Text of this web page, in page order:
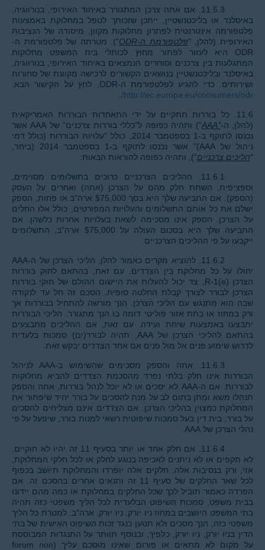
11.5.3. אם אתה צרכן המתגורר באיחוד האירופי, בנורווגיה,
באיסלנד או בליכטנשטיין, ייתכן שזכותך לטפל במחלוקת באמצעות
פלטפורמה אינטרנטית לפתרון מחלוקות מקוון, מיסודה של הנציבות
האירופית (להלן, "פלטפורמת ה-ODR
"). מטרתה של פלטפורמת ה-
ODR היא לעזור לפתור מחוץ לכותלי בית המשפט מחלוקות
המתגלעות בין צרכנים וסוחרים הנמצאים באיחוד האירופי, בנורווגיה,
באיסלנד ובליכטנשטיין בנושאים הקשורים לרכישה מקוונת של סחורות
ושירותים. כדי להגיע לפלטפורמת ה-ODR, לחץ על הקישור הבא:
http://ec.europa.eu/consumers/odr/
11.6. כל בוררות תתקיים על ידי התאחדות הבוררות האמריקאית
(להלן, ה-"AAA
") ותהיה כפופה ל"כללי בוררות צרכנים" של AAA אשר
נכנסו לתוקף ב-1 בספטמבר 2014, כולל "עלויות הבוררות (כולל דמי
ניהול של AAA)" אשר נכנסו לתוקף ב-1 בספטמבר 2014 (ביחד,
"הליכים צרכניים"), ותהיה כפופה להוראות הבאות:
11.6.1. ההליכים הצרכניים כרוכים בתשלומים מסוימים,
וספציפית, השתת חלק מהם על הצרכן (אתה) ואחרים על העסק
(הספק). אם התביעה שלך היא בסך $75,000 ארה"ב או פחות, הספק
ישלם את כל אותם התשלומים והעלויות המפורטים, כולל אלו החלים
על הצרכן. הספק אינו מסכימה לשאת בעלויות אחרות כלשהן. אם
התביעה שלך היא בסכום העולה על $75,000 ארה"ב, התשלומים
ייקבעו על פי ההליכים הצרכניים.
11.6.2. להוציא מקרים כאמור להלן, הליכי הצרכן של ה-AAA
יחולו על כל מחלוקת בין הצדדים. עם זאת, בהתאם לחוק בוררות
הצרכן R-1(e), צד יכול להעלות את היישום ההולם של חוקי בוררות
הצרכן לבורר לצורך קבלת החלטה סופית. הסכם זה חל עד לנקודה
שבה הוא מתנגש עם הליכי הצרכן. הנך מורשה להתחיל בבוררות אך
ורק במחוז או בתת אזור פוליטי דומה בו הנך מתגורר. הליכי הבוררות
יתבצעו באמצעות שיחת ועידה. עם זאת, אם ההליכים מתבצעים
בהתאם להליכי הצרכן של AAA, תהיה לבורר(ים) סמכות בלעדית
לדרוש שימוע פנים אל מול פנים אם אחד הצדדים יבקש זאת.
11.6.3. אתה והספק מסכימים שהשימוש ב-AAA לניהול
הבוררות אינו חלק בלתי נפרד מהסכמת הצדדים להביא מחלוקות
לבוררות. אם ה-AAA לא יסכים או לא יוכל לנהל בוררות, אתה והספק
תנהלו משא ומתן בתום לב על מנת להסכים על בורר יחיד שיפתור את
המחלוקת כמצוין בהליכי הצרכן. אם הצדדים אינם מצליחים להסכים
על בורר, בית דין בעל סמכות שיפוטית רשאי למנות בורר, שיפעל על פי
נהלי הצרכן של AAA.
11.6.4. אם חלק אחד או יותר בסעיף 11 זה יהיו לא חוקיים,
לא תקפים או לא ניתנים לאכיפה בנוגע לחלק או לכל חלקי המחלוקת,
אזי, ורק בנסיבות אלה, חלקים אלה יופרדו והמחלוקת תיושב בכפוף
לכל שאר החלקים של סעיף 11 זה ותנאים אחרים בהסכם זה. אם
הפרדה כאמור תוביל לכך שכל החלקים במחלוקת או כמה מהם יידונו
בבית משפט, סמכות השיפוט הבלעדית לכל הליך משפטי כזה תהיה
בתי המשפט היושבים במחוז ניו יורק, ניו יורק, ארה"ב. למטרת כל הליך
משפטי כזה, הנך מסכים ולא תטען כנגד זכות השיפוט האישית של בתי
הדין בניו יורק, ניו יורק, כלפיך, ובנוסף תוותר על התנגדות המבוססת
על מקום לא מתאים או פורום שאינו מוסכם עליך (forum non